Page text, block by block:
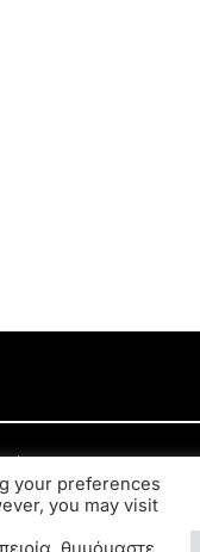
59, ΤΚ 56334,
your preferences
you may visit